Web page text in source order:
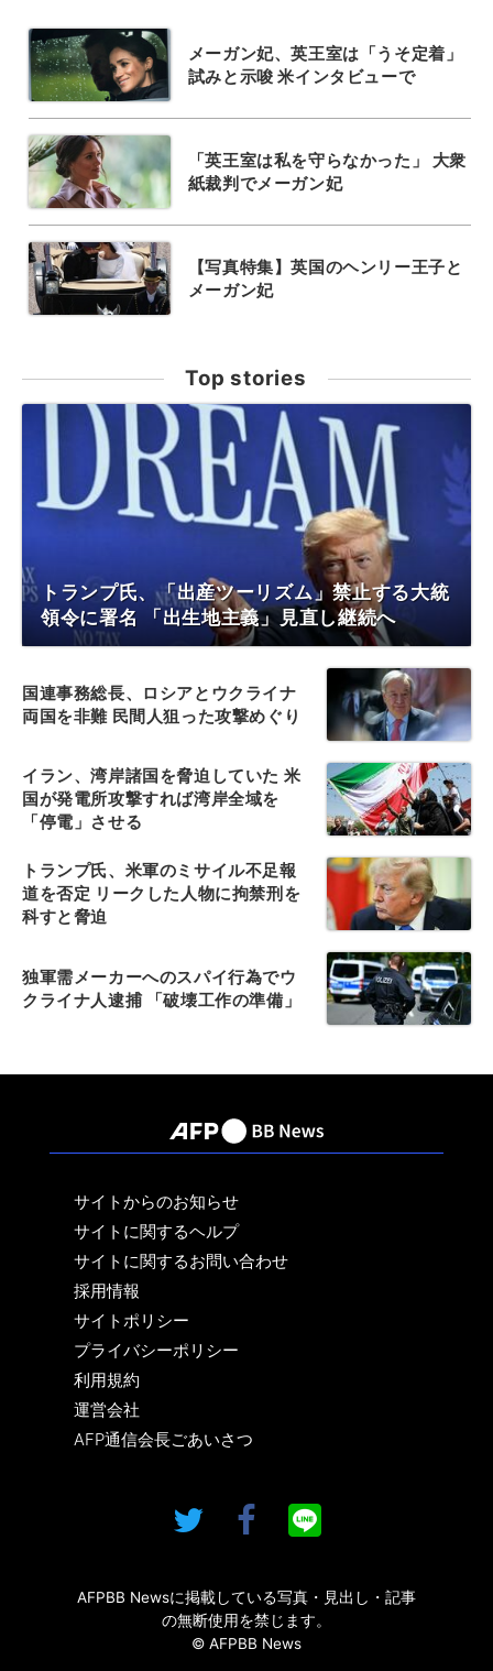
メーガン妃、英王室は「うそ定着」
試みと示唆 米インタビューで
「英王室は私を守らなかった」 大衆
紙裁判でメーガン妃
【写真特集】英国のヘンリー王子と
メーガン妃
Top stories
トランプ氏、「出産ツーリズム」禁止する大統
領令に署名 「出生地主義」見直し継続へ
国連事務総長、ロシアとウクライナ
両国を非難 民間人狙った攻撃めぐり
イラン、湾岸諸国を脅迫していた 米
国が発電所攻撃すれば湾岸全域を
「停電」させる
トランプ氏、米軍のミサイル不足報
道を否定 リークした人物に拘禁刑を
科すと脅迫
独軍需メーカーへのスパイ行為でウ
クライナ人逮捕 「破壊工作の準備」
サイトからのお知らせ
サイトに関するヘルプ
サイトに関するお問い合わせ
採用情報
サイトポリシー
プライバシーポリシー
利用規約
運営会社
AFP通信会長ごあいさつ
AFPBB Newsに掲載している写真・見出し・記事
の無断使用を禁じます。
© AFPBB News